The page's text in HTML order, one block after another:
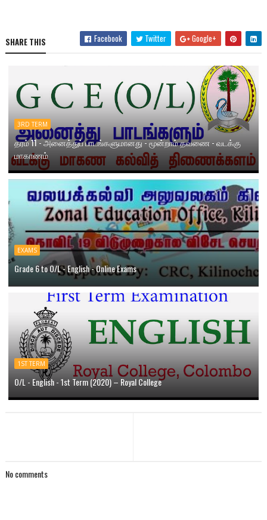
SHARE THIS Facebook Twitter Google+
3RD TERM
தரம் 11 - அனைத்துப் பாடங்களுமானது - மூன்றாம் தவணை - வடக்கு
மாகாணம்
EXAMS
Grade 6 to O/L - English - Online Exams
1ST TERM
O/L - English - 1st Term (2020) – Royal College
No comments